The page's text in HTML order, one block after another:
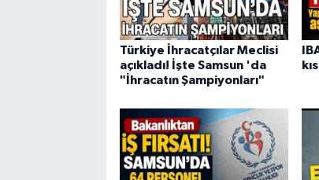
Türkiye İhracatçılar Meclisi
açıkladı! İşte Samsun 'da
"İhracatın Şampiyonları"